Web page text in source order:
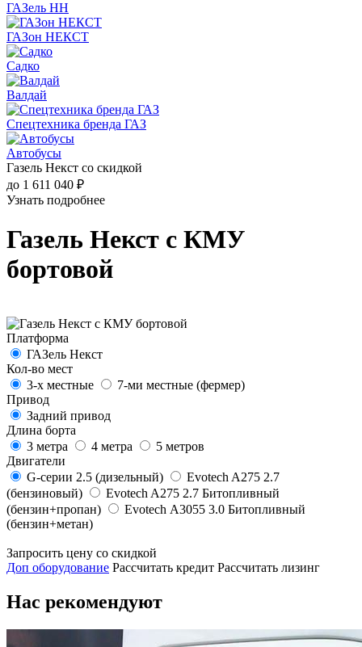
ГАЗель НН
ГАЗон НЕКСТ
Садко
Валдай
Спецтехника бренда ГАЗ
Автобусы
Газель Некст со скидкой
до 1 611 040 ₽
Узнать подробнее
Газель Некст с КМУ
бортовой
Платформа
ГАЗель Некст
Кол-во мест
3-х местные
7-ми местные (фермер)
Привод
Задний привод
Длина борта
3 метра
4 метра
5 метров
Двигатели
G-серии 2.5 (дизельный)
Evotech A275 2.7
(бензиновый)
Evotech A275 2.7 Битопливный
(бензин+пропан)
Evotech А3055 3.0 Битопливный
(бензин+метан)
Запросить цену со скидкой
Доп оборудование Рассчитать кредит Рассчитать лизинг
Нас рекомендуют